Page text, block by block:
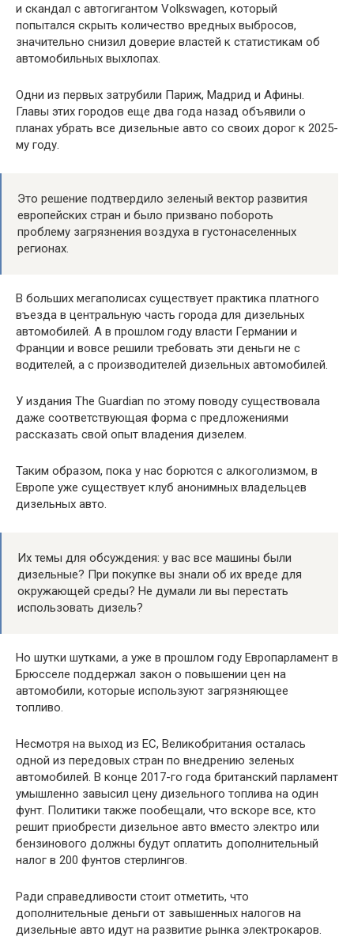
и скандал с автогигантом Volkswagen, который
попытался скрыть количество вредных выбросов,
значительно снизил доверие властей к статистикам об
автомобильных выхлопах.
Одни из первых затрубили Париж, Мадрид и Афины.
Главы этих городов еще два года назад объявили о
планах убрать все дизельные авто со своих дорог к 2025-
му году.
Это решение подтвердило зеленый вектор развития
европейских стран и было призвано побороть
проблему загрязнения воздуха в густонаселенных
регионах.
В больших мегаполисах существует практика платного
въезда в центральную часть города для дизельных
автомобилей. А в прошлом году власти Германии и
Франции и вовсе решили требовать эти деньги не с
водителей, а с производителей дизельных автомобилей.
У издания The Guardian по этому поводу существовала
даже соответствующая форма с предложениями
рассказать свой опыт владения дизелем.
Таким образом, пока у нас борются с алкоголизмом, в
Европе уже существует клуб анонимных владельцев
дизельных авто.
Их темы для обсуждения: у вас все машины были
дизельные? При покупке вы знали об их вреде для
окружающей среды? Не думали ли вы перестать
использовать дизель?
Но шутки шутками, а уже в прошлом году Европарламент в
Брюсселе поддержал закон о повышении цен на
автомобили, которые используют загрязняющее
топливо.
Несмотря на выход из ЕС, Великобритания осталась
одной из передовых стран по внедрению зеленых
автомобилей. В конце 2017-го года британский парламент
умышленно завысил цену дизельного топлива на один
фунт. Политики также пообещали, что вскоре все, кто
решит приобрести дизельное авто вместо электро или
бензинового должны будут оплатить дополнительный
налог в 200 фунтов стерлингов.
Ради справедливости стоит отметить, что
дополнительные деньги от завышенных налогов на
дизельные авто идут на развитие рынка электрокаров.